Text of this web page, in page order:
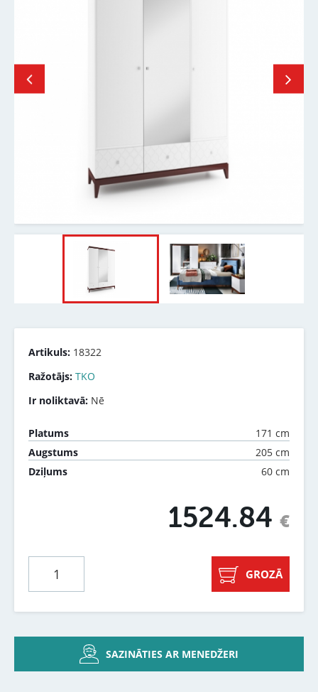
Artikuls: 18322
Ražotājs: TKO
Ir noliktavā: Nē
Platums
171 cm
Augstums
205 cm
Dziļums
60 cm
1524.84 €
GROZĀ
SAZINĀTIES AR MENEDŽERI